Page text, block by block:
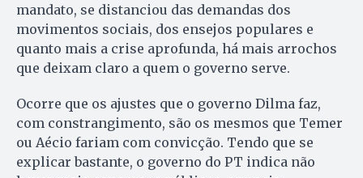
mandato, se distanciou das demandas dos
movimentos sociais, dos ensejos populares e
quanto mais a crise aprofunda, há mais arrochos
que deixam claro a quem o governo serve.
Ocorre que os ajustes que o governo Dilma faz,
com constrangimento, são os mesmos que Temer
ou Aécio fariam com convicção. Tendo que se
explicar bastante, o governo do PT indica não